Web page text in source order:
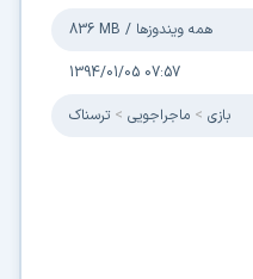
836 MB / همه ویندوزها
1394/01/05 07:57
بازی ماجراجویی ترسناک